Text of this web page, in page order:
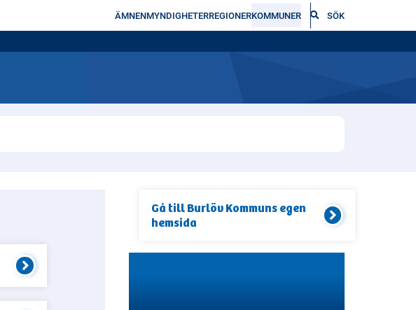
ÄMNENMYNDIGHETERREGIONERKOMMUNER SÖK
Gå tillBurlöv Kommuns egen
hemsida